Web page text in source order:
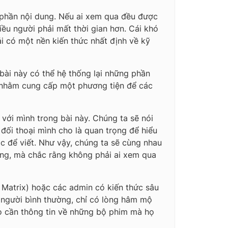
nội dung. Nếu ai xem qua đều được
người phải mất thời gian hơn. Cái khó
có một nền kiến thức nhất định về kỹ
này có thể hệ thống lại những phần
cung cấp một phương tiện để các
mình trong bài này. Chúng ta sẽ nói
thoại mình cho là quan trọng để hiểu
để viết. Như vậy, chúng ta sẽ cùng nhau
mà chắc rằng không phải ai xem qua
hoặc các admin có kiến thức sâu
người bình thường, chỉ có lòng hâm mộ
thông tin về những bộ phim mà họ